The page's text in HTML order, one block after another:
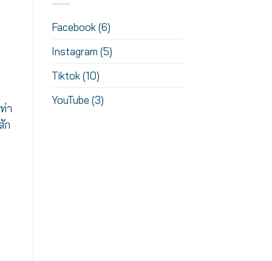
า
ก
Facebook(6)
Instagram (5)
Tiktok(10)
YouTube (3)